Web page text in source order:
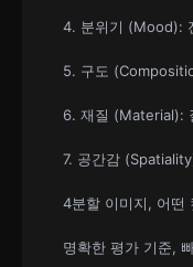
4. 분위기 (Mood):
5. 구도
6. 재질 (Material):
7. 공간감
4분할 이미지, 어떤
명확한 평가 기준,